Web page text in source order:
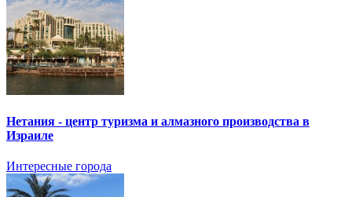
Нетания - центр туризма и алмазного производства в
Израиле
Интересные города